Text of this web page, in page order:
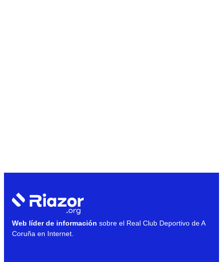
Web líder de información sobre el Real Club Deportivo de A
Coruña en Internet.